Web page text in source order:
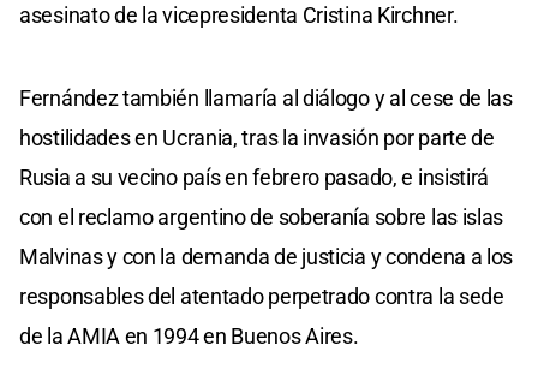
asesinato de la vicepresidenta Cristina Kirchner.
Fernández también llamaría al diálogo y al cese de las
hostilidades en Ucrania, tras la invasión por parte de
Rusia a su vecino país en febrero pasado, e insistirá
con el reclamo argentino de soberanía sobre las islas
Malvinas y con la demanda de justicia y condena a los
responsables del atentado perpetrado contra la sede
de la AMIA en 1994 en Buenos Aires.